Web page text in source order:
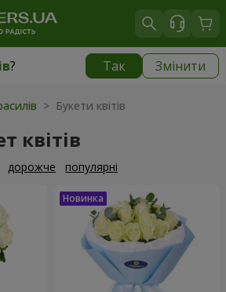
? Так Змінити
|
> Букети квітів
квітів
дорожче популярні